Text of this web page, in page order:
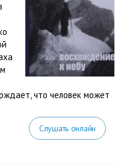
что человек может
Слушать онлайн